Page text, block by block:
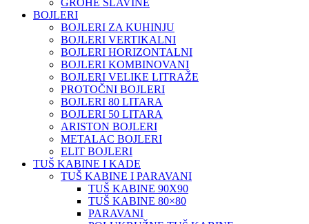
GROHE SLAVINE
BOJLERI
BOJLERI ZA KUHINJU
BOJLERI VERTIKALNI
BOJLERI HORIZONTALNI
BOJLERI KOMBINOVANI
BOJLERI VELIKE LITRAŽE
PROTOČNI BOJLERI
BOJLERI 80 LITARA
BOJLERI 50 LITARA
ARISTON BOJLERI
METALAC BOJLERI
ELIT BOJLERI
TUŠ KABINE I KADE
TUŠ KABINE I PARAVANI
TUŠ KABINE 90X90
TUŠ KABINE 80×80
PARAVANI